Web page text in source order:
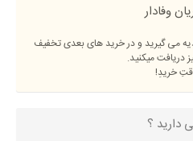
وفادار
می گیرید و در خرید های بعدی تخفیف
دریافت میکنید.
خریدِ!
دارید ؟